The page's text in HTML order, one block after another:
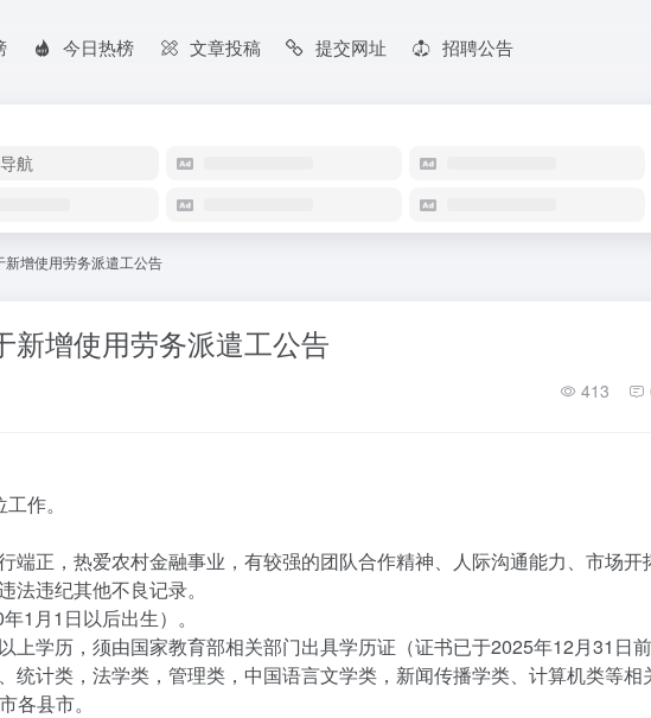
今日热榜 文章投稿 提交网址 招聘公告
航
增使用劳务派遣工公告
新增使用劳务派遣工公告
413
作。
正，热爱农村金融事业，有较强的团队合作精神、人际沟通能力、市场开
法违纪其他不良记录。
月1日以后出生）。
学历，须由国家教育部相关部门出具学历证（证书已于2025年12月31日前
计类，法学类，管理类，中国语言文学类，新闻传播学类、计算机类等相
市各县市。